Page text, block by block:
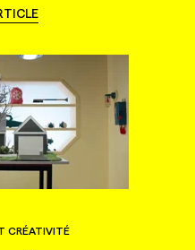
CRÉATIVITÉ